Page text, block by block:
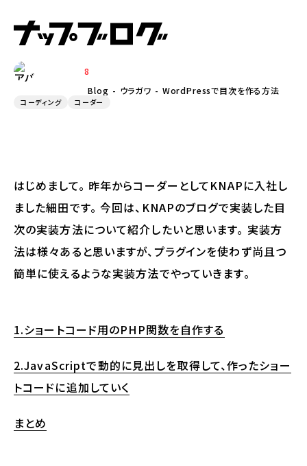
Blog ウラガワ WordPressで目次を作る方法
WordPressで目次を作る方法
8
コーディング コーダー
はじめまして。 昨年からコーダーとしてKNAPに入社し
ました細田です。 今回は、KNAPのブログで実装した目
次の実装方法について紹介したいと思います。 実装方
法は様々あると思いますが、プラグインを使わず尚且つ
簡単に使えるような実装方法でやっていきます。
1.ショートコード用のPHP関数を自作する
2.JavaScriptで動的に見出しを取得して、作ったショー
トコードに追加していく
まとめ